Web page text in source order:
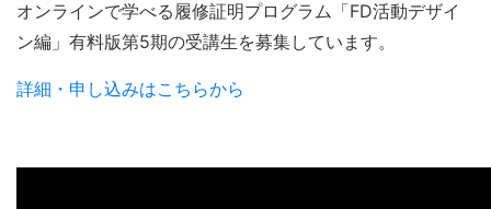
オンラインで学べる履修証明プログラム「FD活動デザイ
ン編」有料版第5期の受講生を募集しています。
詳細・申し込みはこちらから